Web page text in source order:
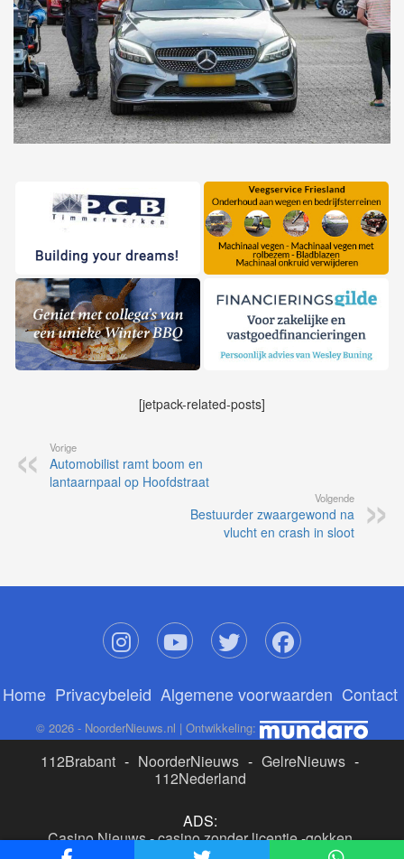
[jetpack-related-posts]
Vorige
Automobilist ramt boom en
lantaarnpaal op Hoofdstraat
Volgende
Bestuurder zwaargewond na
vlucht en crash in sloot
Home Privacybeleid Algemene voorwaarden Contact
© 2026 - NoorderNieuws.nl | Ontwikkeling:
112Brabant - NoorderNieuws - GelreNieuws -
112Nederland
ADS:
Casino Nieuws-casino zonder licentie-gokken
buitenlandse site
beste online casino nederland